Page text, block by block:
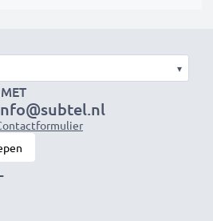
lithium-ion batterij
(1000mAh of meer) zal een
de onder- of achterkant van
geschikt voor gebruik,
batterij speciaal ontworpen
in je laptop.
▾